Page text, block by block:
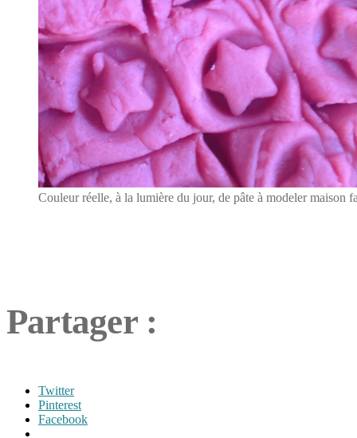
Couleur réelle, à la lumière du jour, de pâte à modeler maison
Partager :
Twitter
Pinterest
Facebook